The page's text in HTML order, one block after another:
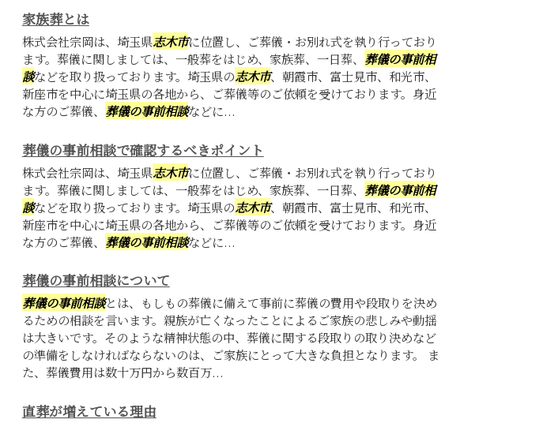
家族葬とは
株式会社宗岡は、埼玉県志木市に位置し、ご葬儀・お別れ式を執り行っており
ます。葬儀に関しましては、一般葬をはじめ、家族葬、一日葬、 葬儀の事前相
談などを取り扱っております。埼玉県の志木市、朝霞市、富士見市、和光市、
新座市を中心に埼玉県の各地から、ご葬儀等のご依頼を受けております。身近
な方のご葬儀、 葬儀の事前相談などに...
葬儀の事前相談で確認するべきポイント
株式会社宗岡は、埼玉県志木市に位置し、ご葬儀・お別れ式を執り行っており
ます。葬儀に関しましては、一般葬をはじめ、家族葬、一日葬、 葬儀の事前相
談などを取り扱っております。埼玉県の志木市、朝霞市、富士見市、和光市、
新座市を中心に埼玉県の各地から、ご葬儀等のご依頼を受けております。身近
な方のご葬儀、 葬儀の事前相談などに...
葬儀の事前相談について
葬儀の事前相談とは、もしもの葬儀に備えて事前に葬儀の費用や段取りを決め
るための相談を言います。親族が亡くなったことによるご家族の悲しみや動揺
は大きいです。そのような精神状態の中、葬儀に関する段取りの取り決めなど
の準備をしなければならないのは、ご家族にとって大きな負担となります。 ま
た、葬儀費用は数十万円から数百万...
直葬が増えている理由